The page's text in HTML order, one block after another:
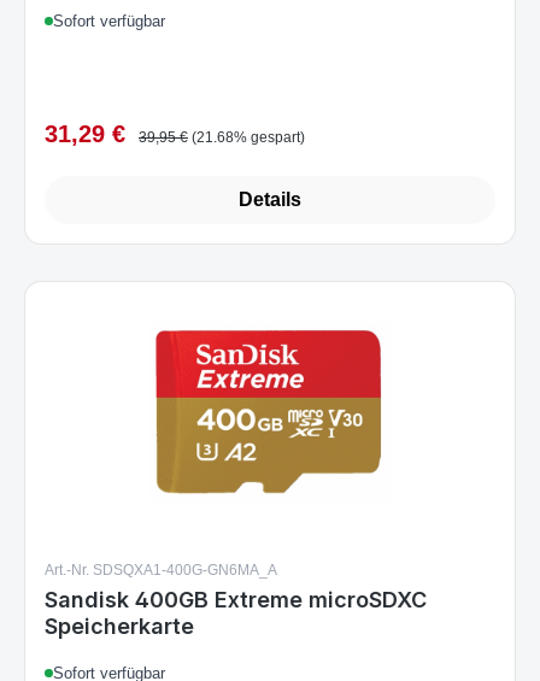
Sofort verfügbar
Verkaufspreis:
31,29 € 39,95 € (21.68% gespart)
Details
Art.-Nr. SDSQXA1-400G-GN6MA_A
Sandisk 400GB Extreme microSDXC
Speicherkarte
Sofort verfügbar